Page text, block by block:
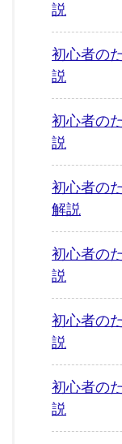
説
初心者の
説
初心者の
説
初心者の
解説
初心者の
説
初心者の
説
初心者の
説